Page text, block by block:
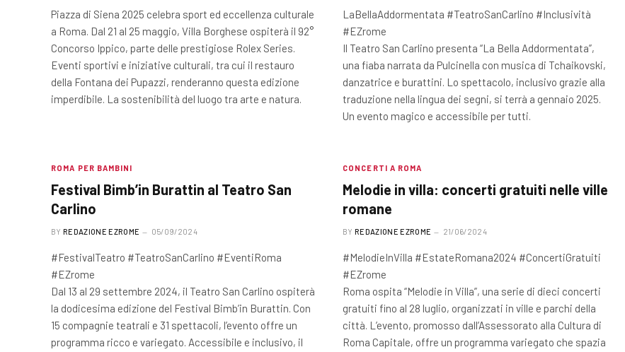
Piazza di Siena 2025 celebra sport ed eccellenza culturale
a Roma. Dal 21 al 25 maggio, Villa Borghese ospiterà il 92°
Concorso Ippico, parte delle prestigiose Rolex Series.
Eventi sportivi e iniziative culturali, tra cui il restauro
della Fontana dei Pupazzi, renderanno questa edizione
imperdibile. La sostenibilità del luogo tra arte e natura.
LaBellaAddormentata #TeatroSanCarlino #Inclusività
#EZrome
Il Teatro San Carlino presenta “La Bella Addormentata”,
una fiaba narrata da Pulcinella con musica di Tchaikovski,
danzatrice e burattini. Lo spettacolo, inclusivo grazie alla
traduzione nella lingua dei segni, si terrà a gennaio 2025.
Un evento magico e accessibile per tutti.
ROMA PER BAMBINI
Festival Bimb’in Burattin al Teatro San
Carlino
BY REDAZIONE EZROME 05/09/2024
#FestivalTeatro #TeatroSanCarlino #EventiRoma
#EZrome
Dal 13 al 29 settembre 2024, il Teatro San Carlino ospiterà
la dodicesima edizione del Festival Bimb’in Burattin. Con
15 compagnie teatrali e 31 spettacoli, l’evento offre un
programma ricco e variegato. Accessibile e inclusivo, il
CONCERTI A ROMA
Melodie in villa: concerti gratuiti nelle ville
romane
BY REDAZIONE EZROME 21/06/2024
#MelodieInVilla #EstateRomana2024 #ConcertiGratuiti
#EZrome
Roma ospita “Melodie in Villa”, una serie di dieci concerti
gratuiti fino al 28 luglio, organizzati in ville e parchi della
città. L’evento, promosso dall’Assessorato alla Cultura di
Roma Capitale, offre un programma variegato che spazia